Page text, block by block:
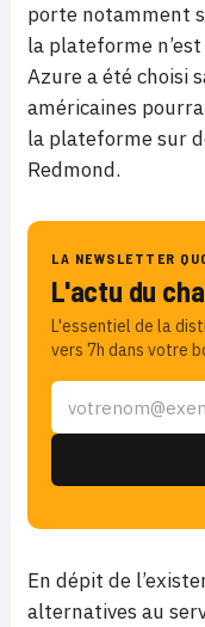
porte notamment
la plateforme
Azure a été choisi
américaines
la plateforme sur
Redmond.
LA NEWSLETTER
L'actu du
L'essentiel de la
vers 7h dans votre
En dépit de
alternatives au